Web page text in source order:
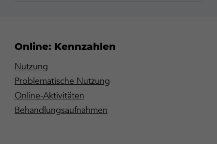
Online: Kennzahlen
Nutzung
Problematische Nutzung
Online-Aktivitäten
Behandlungsaufnahmen